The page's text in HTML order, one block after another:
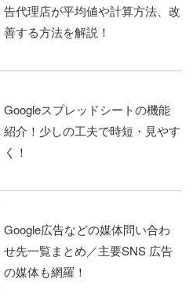
告代理店が平均値や計算方法、改
善する方法を解説！
Googleスプレッドシートの機能
紹介！少しの工夫で時短・見やす
く！
Google広告などの媒体問い合わ
せ先一覧まとめ／主要SNS 広告
の媒体も網羅！